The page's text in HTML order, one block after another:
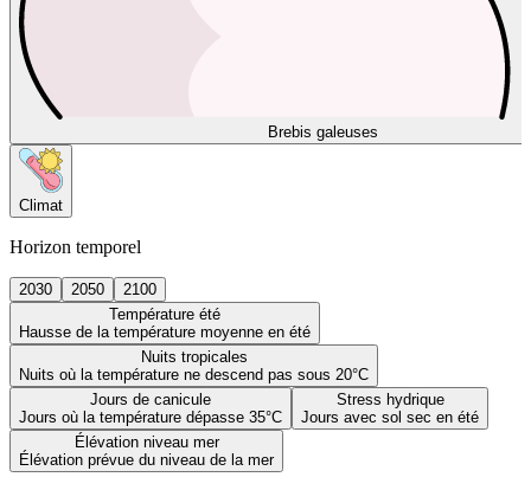
Brebis galeuses
Climat
Horizon temporel
2030 2050
2100
Température été
Hausse de la température moyenne en été
Nuits tropicales
Nuits où la température ne descend pas sous 20°C
Jours de canicule
Jours où la température dépasse 35°C
Stress hydrique
Jours avec sol sec en été
Élévation niveau mer
Élévation prévue du niveau de la mer